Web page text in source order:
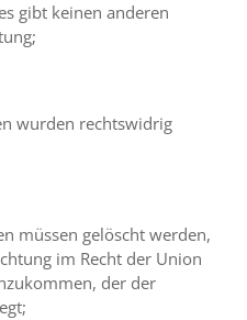
gibt keinen anderen
wurden rechtswidrig
müssen gelöscht werden,
im Recht der Union
der der